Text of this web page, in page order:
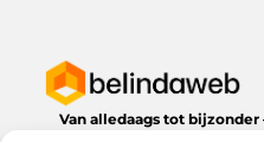
Van alledaags tot